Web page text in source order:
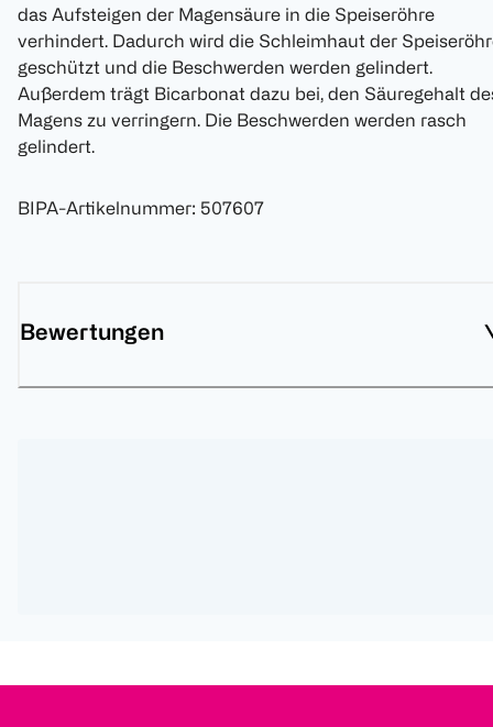
das Aufsteigen der Magensäure in die Speiseröhre
verhindert. Dadurch wird die Schleimhaut der
geschützt und die Beschwerden werden gelindert.
Außerdem trägt Bicarbonat dazu bei, den Säuregehalt
Magens zu verringern. Die Beschwerden werden rasch
gelindert.
BIPA-Artikelnummer: 507607
Bewertungen